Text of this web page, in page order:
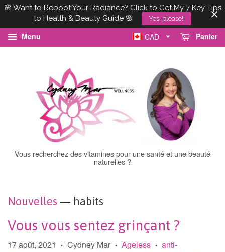
🌸 Want to Reboot Your Radiance? Click to Get My 7 Key Tips
to Health & Beauty Guide 🌸
Yes, please!!
Menu Panier
CAD
Vous recherchez des vitamines pour une santé et une beauté
naturelles ?
Nouvelles — habits
Vous vous sentez grinçant ?
17 août, 2021 • Cydney Mar • Ageless • anti-